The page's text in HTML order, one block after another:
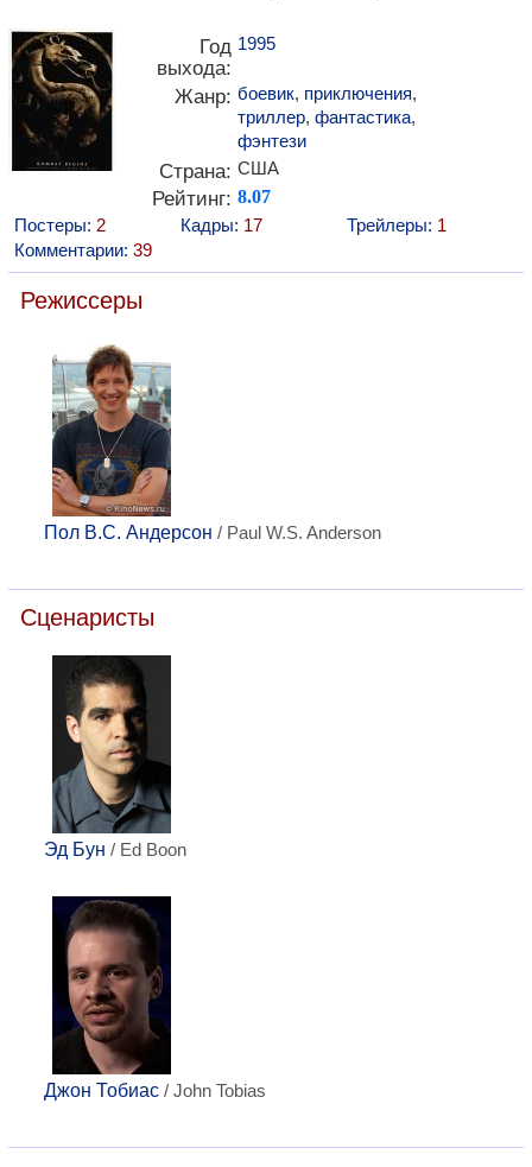
Год
выхода:
1995
Жанр: боевик, приключения,
триллер, фантастика,
фэнтези
Страна: США
Рейтинг: 8.07
Постеры: 2 Кадры: 17 Трейлеры: 1
Комментарии: 39
Режиссеры
Пол В.С. Андерсон / Paul W.S. Anderson
Сценаристы
Эд Бун / Ed Boon
Джон Тобиас / John Tobias